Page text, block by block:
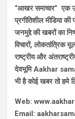
“आखर समाचार” एक
प्रगीतिशील मीडिया
जनमुद्दे की खबरों का
विचारों, लोकतांत्रिक
राष्ट्रीय और
देवभूमि Aakhar
भी है कोई खबर तो हमे
Web:
Email: